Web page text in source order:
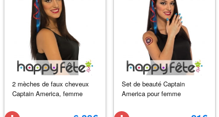
2 mèches de faux cheveux
Captain America, femme
Set de beauté Captain
America pour femme